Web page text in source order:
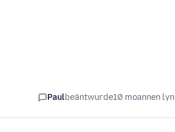
Paulbeäntwurde10 moannen lyn